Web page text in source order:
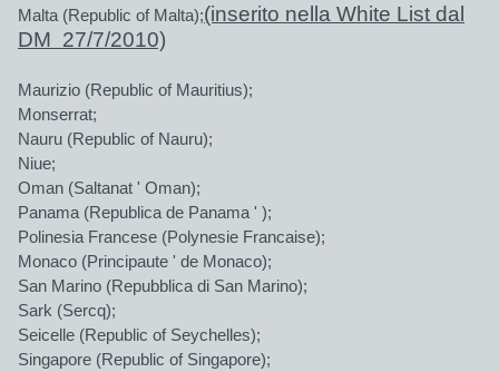
Malta (Republic of Malta);(inserito nella White List dal
DM 27/7/2010)
Maurizio (Republic of Mauritius);
Monserrat;
Nauru (Republic of Nauru);
Niue;
Oman (Saltanat ' Oman);
Panama (Republica de Panama ' );
Polinesia Francese (Polynesie Francaise);
Monaco (Principaute ' de Monaco);
San Marino (Repubblica di San Marino);
Sark (Sercq);
Seicelle (Republic of Seychelles);
Singapore (Republic of Singapore);